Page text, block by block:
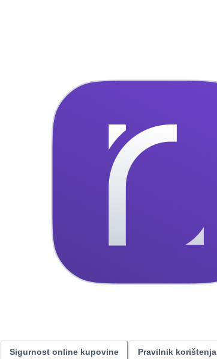
Sigurnost online kupovine Pravilnik korištenja